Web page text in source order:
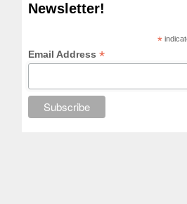
Newsletter!
*
Email Address*